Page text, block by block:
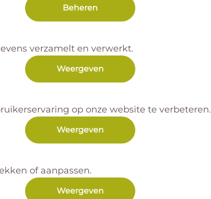
Beheren
verzamelt en verwerkt.
Weergeven
op onze website te verbeteren.
Weergeven
of aanpassen.
Weergeven